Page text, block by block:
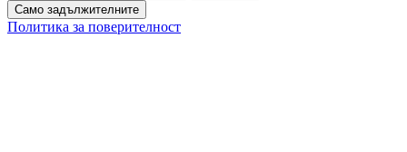
Само задължителните
Политика за поверителност